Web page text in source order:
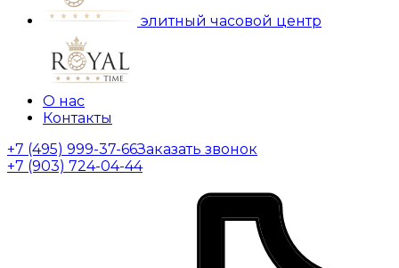
элитный часовой центр
О нас
Контакты
+7 (495) 999-37-66Заказать звонок
+7 (903) 724-04-44